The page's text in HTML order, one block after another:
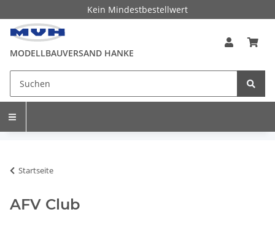
Kein Mindestbestellwert
MODELLBAUVERSAND HANKE
Startseite
AFV Club